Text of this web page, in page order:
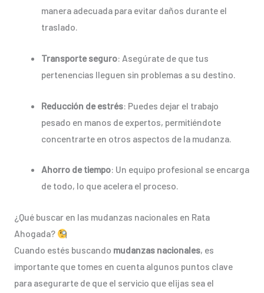
manera adecuada para evitar daños durante el
traslado.
Transporte seguro: Asegúrate de que tus
pertenencias lleguen sin problemas a su destino.
Reducción de estrés: Puedes dejar el trabajo
pesado en manos de expertos, permitiéndote
concentrarte en otros aspectos de la mudanza.
Ahorro de tiempo: Un equipo profesional se encarga
de todo, lo que acelera el proceso.
¿Qué buscar en las mudanzas nacionales en Rata
Ahogada?
Cuando estés buscando mudanzas nacionales, es
importante que tomes en cuenta algunos puntos clave
para asegurarte de que el servicio que elijas sea el